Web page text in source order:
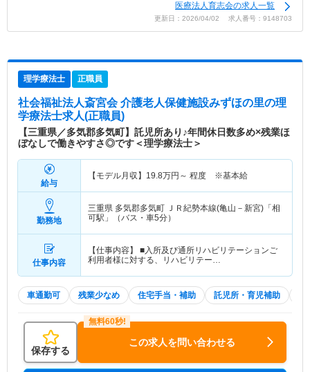
医療法人育志会の求人一覧
更新日：2026/04/02 求人番号：9148703
理学療法士 正職員
社会福祉法人斎宮会 介護老人保健施設みずほの里の理
学療法士求人(正職員)
【三重県／多気郡多気町】託児所あり♪年間休日数多め×残業ほ
ぼなしで働きやすさ◎です＜理学療法士＞
給与
【モデル月収】 19.8万円～ 程度 ※基本給
勤務地
三重県 多気郡多気町 ＪＲ紀勢本線(亀山－新宮)「相
可駅」（バス・車5分）
仕事内容
【仕事内容】 ■入所及び通所リハビリテーションご
利用者様に対する、リハビリテー…
車通勤可 残業少なめ 住宅手当・補助 託児所・育児補助
保存する
この求人を問い合わせる